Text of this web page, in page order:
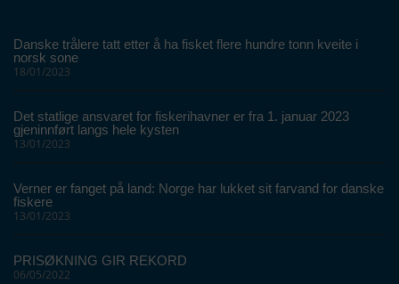
Danske trålere tatt etter å ha fisket flere hundre tonn kveite i
norsk sone
18/01/2023
Det statlige ansvaret for fiskerihavner er fra 1. januar 2023
gjeninnført langs hele kysten
13/01/2023
Verner er fanget på land: Norge har lukket sit farvand for danske
fiskere
13/01/2023
PRISØKNING GIR REKORD
06/05/2022